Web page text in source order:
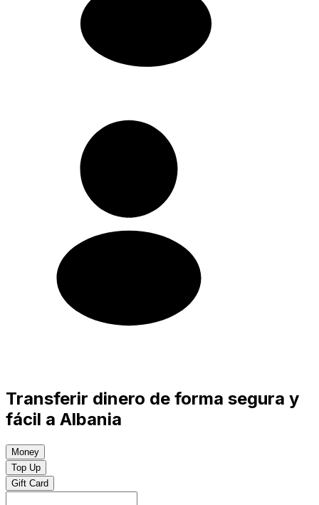
Transferir dinero de forma segura y
fácil a Albania
Money
Top Up
Gift Card